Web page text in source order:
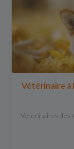
Vétérinaire à
Veterinaires des